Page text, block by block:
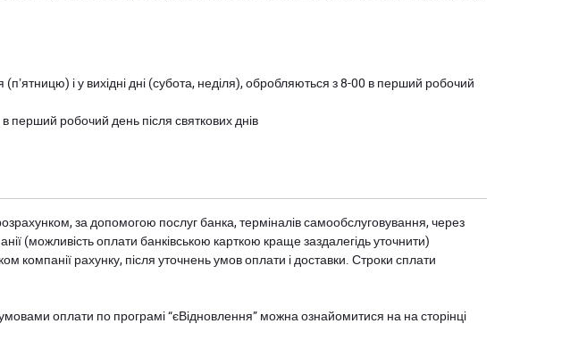
і у вихідні дні (субота, неділя), обробляються з 8-00 в перший робочий
в перший робочий день після святкових днів
за допомогою послуг банка, терміналів самообслуговування, через
(можливість оплати банківською карткою краще заздалегідь уточнити)
компанії рахунку, після уточнень умов оплати і доставки. Строки сплати
оплати по програмі “єВідновлення” можна ознайомитися на на сторінці